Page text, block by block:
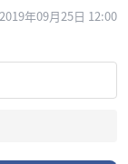
2019年09月25日 12:00